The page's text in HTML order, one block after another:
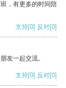
，有更多的时间陪
支持[0] 反对[0]
友一起交流。
支持[0] 反对[0]